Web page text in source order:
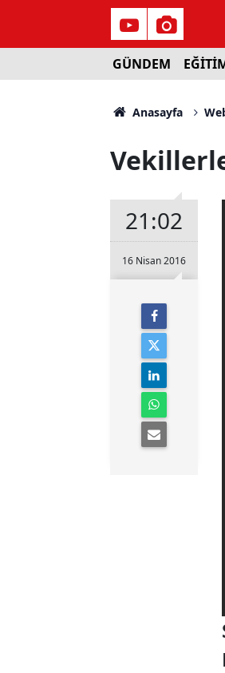
GÜNDEM
Anasayfa
21:02
16 Nisan 2016